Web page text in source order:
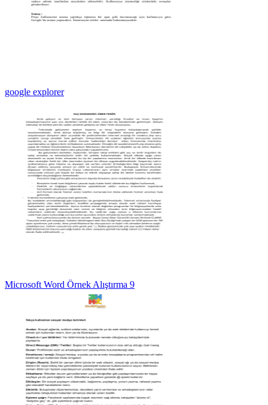
google explorer
Microsoft Word Örnek Alıştırma 9